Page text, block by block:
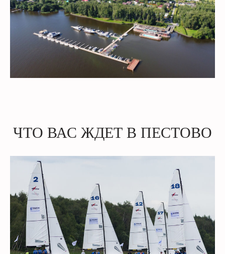
ЧТО ВАС ЖДЕТ В ПЕСТОВО